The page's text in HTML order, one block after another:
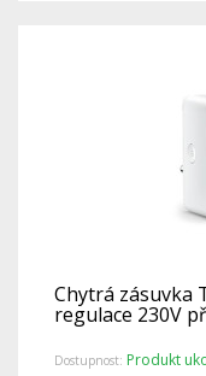
Chytrá zásuvka
regulace 230V
Dostupnost: Produkt